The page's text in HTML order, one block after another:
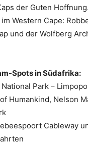
der Guten
Western Cape:
und der Wolfberg
Spots in Südafrika:
Park –
Humankind, Nelson
Cableway